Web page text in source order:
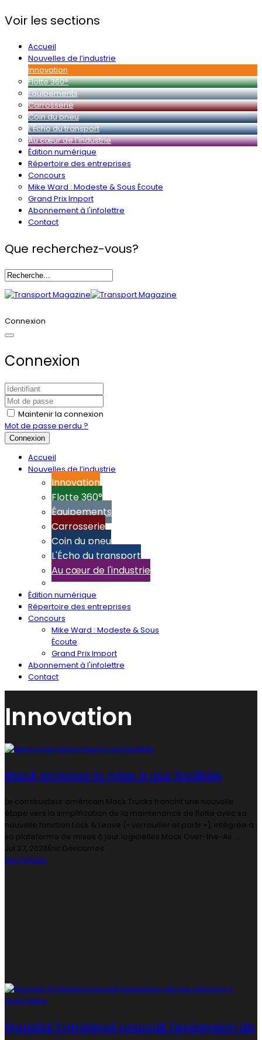
Voir les sections
Accueil
Nouvelles de l’industrie
Innovation
Flotte 360°
Équipements
Carrosserie
Coin du pneu
L'Écho du transport
Au cœur de l'industrie
Édition numérique
Répertoire des entreprises
Concours
Mike Ward : Modeste & Sous Écoute
Grand Prix Import
Abonnement à l'infolettre
Contact
Que recherchez-vous?
Connexion
Connexion
Maintenir la connexion
Mot de passe perdu ?
Connexion
Accueil
Nouvelles de l’industrie
Innovation
Flotte 360°
Équipements
Carrosserie
Coin du pneu
L'Écho du transport
Au cœur de l'industrie
Édition numérique
Répertoire des entreprises
Concours
Mike Ward : Modeste & Sous
Écoute
Grand Prix Import
Abonnement à l'infolettre
Contact
Innovation
Mack propose la mise à jour facilitée
Le constructeur américain Mack Trucks franchit une nouvelle
étape vers la simplification de la maintenance de flotte avec sa
nouvelle fonction Lock & Leave (« verrouiller et partir »), intégrée à
sa plateforme de mises à jour logicielles Mack Over-the-Air ...
Jul 27, 2026Éric Descarries
Lire l'article
Hyundai Translead poursuit l'expansion de